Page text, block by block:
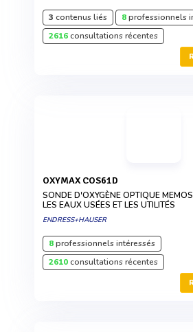
3 contenus liés 8professionnels
2616consultations récentes
OXYMAX COS61D
SONDE D'OXYGÈNE OPTIQUE
LES EAUX USÉES ET LES UTILITÉS
ENDRESS+HAUSER
8professionnels intéressés
2610consultations récentes